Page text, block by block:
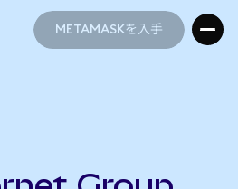
METAMASKを入手